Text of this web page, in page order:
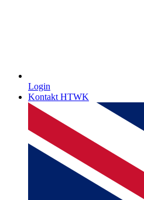
Login
Kontakt HTWK